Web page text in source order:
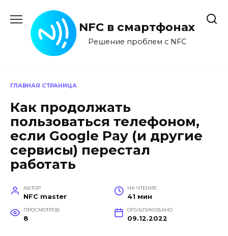
содержанию
NFC в смартфонах
Решение проблем с NFC
ГЛАВНАЯ СТРАНИЦА
Как продолжать
пользоваться телефоном,
если Google Pay (и другие
сервисы) перестал
работать
АВТОР
NFC master
НА ЧТЕНИЕ
41 мин
ПРОСМОТРОВ
8
ОПУБЛИКОВАНО
09.12.2022